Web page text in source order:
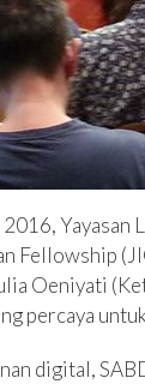
Yayasan
Fellowship
Oeniyati
percaya
digital,